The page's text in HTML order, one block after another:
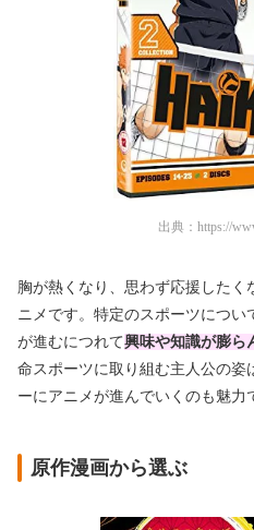
出典： https://
胸が熱くなり、思わず応援したく
ニメです。特定のスポーツについ
が進むにつれて興味や知識が膨ら
命スポーツに取り組む主人公の姿
ーにアニメが進んでいくのも魅力
原作漫画から選ぶ